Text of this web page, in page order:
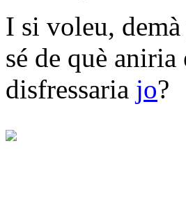
I si voleu,
sé de què aniria
disfressaria jo?